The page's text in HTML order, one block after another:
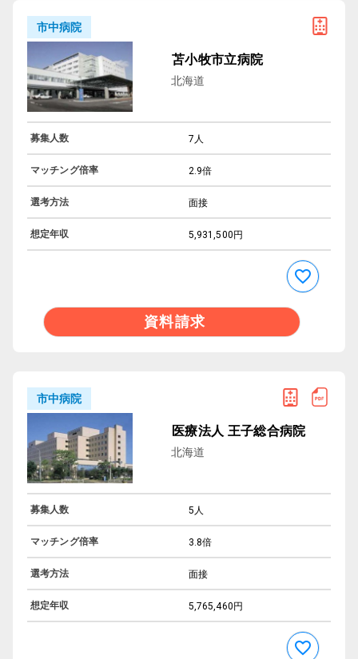
市中病院
苫小牧市立病院
北海道
募集人数 7人
マッチング倍率 2.9倍
選考方法 面接
想定年収 5,931,500円
資料請求
市中病院
医療法人 王子総合病院
北海道
募集人数 5人
マッチング倍率 3.8倍
選考方法 面接
想定年収 5,765,460円